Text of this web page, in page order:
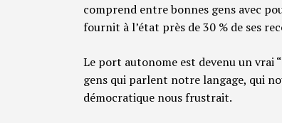
comprend entre bonnes gens avec
fournit à l’état près de 30 % de ses
Le port autonome est devenu un vrai
gens qui parlent notre langage, qui
démocratique nous frustrait.